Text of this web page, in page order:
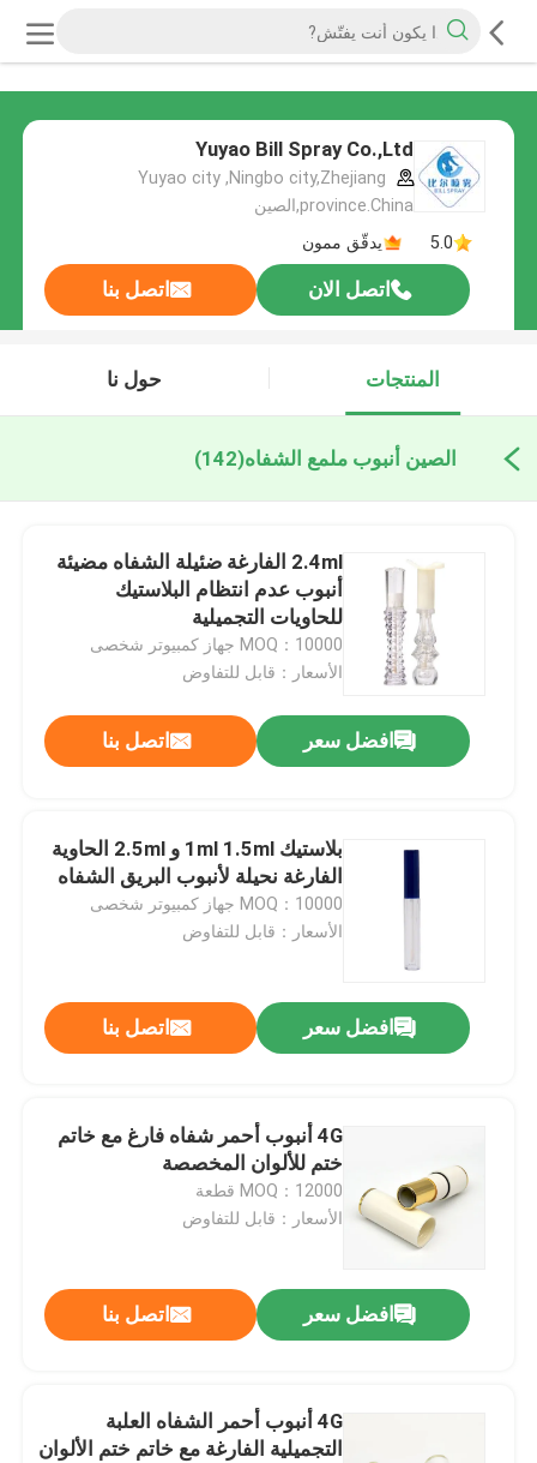
Yuyao Bill Spray Co.,Ltd
Yuyao city ,Ningbo city,Zhejiang
province.China,الصين
5.0
يدقّق ممون
اتصل الان اتصل بنا
المنتجات حول نا
الصين أنبوب ملمع الشفاه(142)
2.4ml الفارغة ضئيلة الشفاه مضيئة
أنبوب عدم انتظام البلاستيك
للحاويات التجميلية
MOQ：10000 جهاز كمبيوتر شخصى
الأسعار：قابل للتفاوض
افضل سعر اتصل بنا
بلاستيك 1ml 1.5ml و 2.5ml الحاوية
الفارغة نحيلة لأنبوب البريق الشفاه
MOQ：10000 جهاز كمبيوتر شخصى
الأسعار：قابل للتفاوض
افضل سعر اتصل بنا
4G أنبوب أحمر شفاه فارغ مع خاتم
ختم للألوان المخصصة
MOQ：12000 قطعة
الأسعار：قابل للتفاوض
افضل سعر اتصل بنا
4G أنبوب أحمر الشفاه العلبة
التجميلية الفارغة مع خاتم ختم الألوان